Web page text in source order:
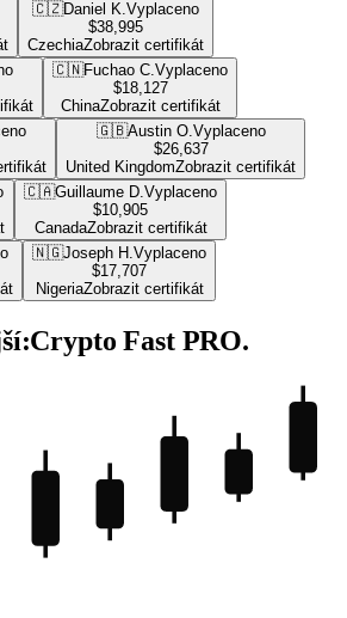
🇨🇿Daniel K. Vyplaceno
$38,995
CzechiaZobrazit certifikát
🇨🇳Fuchao C. Vyplaceno
$18,127
ChinaZobrazit certifikát
🇬🇧Austin O. Vyplaceno
$26,637
United KingdomZobrazit certifikát
🇨🇦Guillaume D. Vyplaceno
$10,905
CanadaZobrazit certifikát
🇳🇬Joseph H. Vyplaceno
$17,707
NigeriaZobrazit certifikát
Crypto Fast PRO.